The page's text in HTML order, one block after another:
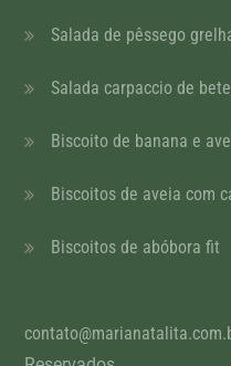
Salada de pêssego
Salada carpaccio de
Biscoito de banana e
Biscoitos de aveia com
Biscoitos de abóbora fit